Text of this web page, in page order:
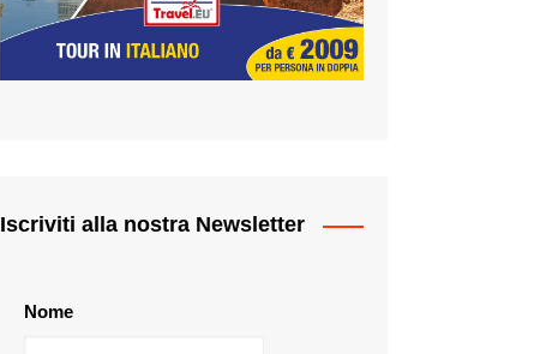
Iscriviti alla nostra Newsletter
Nome